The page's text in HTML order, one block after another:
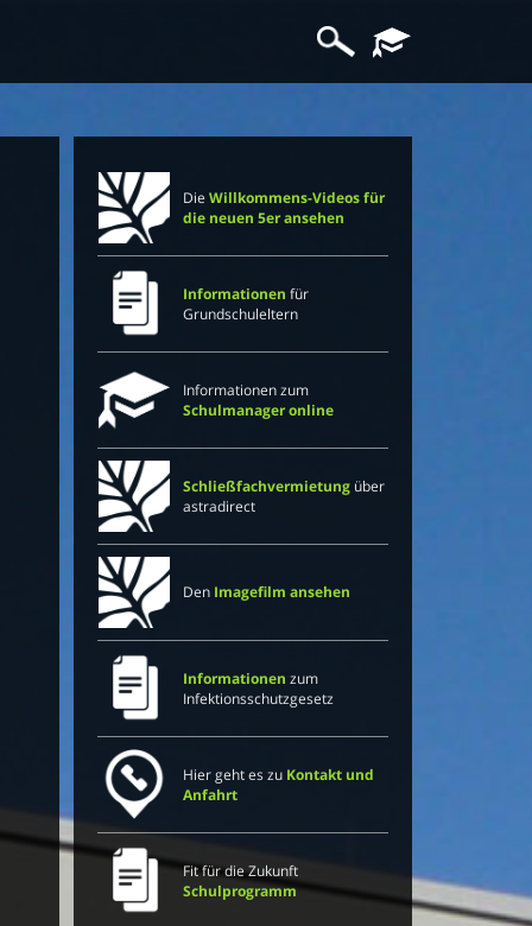
Die Willkommens-Videos für
die neuen 5er ansehen
Informationen für
Grundschuleltern
Informationen zum
Schulmanager online
Schließfachvermietungüber
astradirect
Den Imagefilm ansehen
Informationen zum
Infektionsschutzgesetz
Hier geht es zu Kontakt und
Anfahrt
Fit für die Zukunft
Schulprogramm